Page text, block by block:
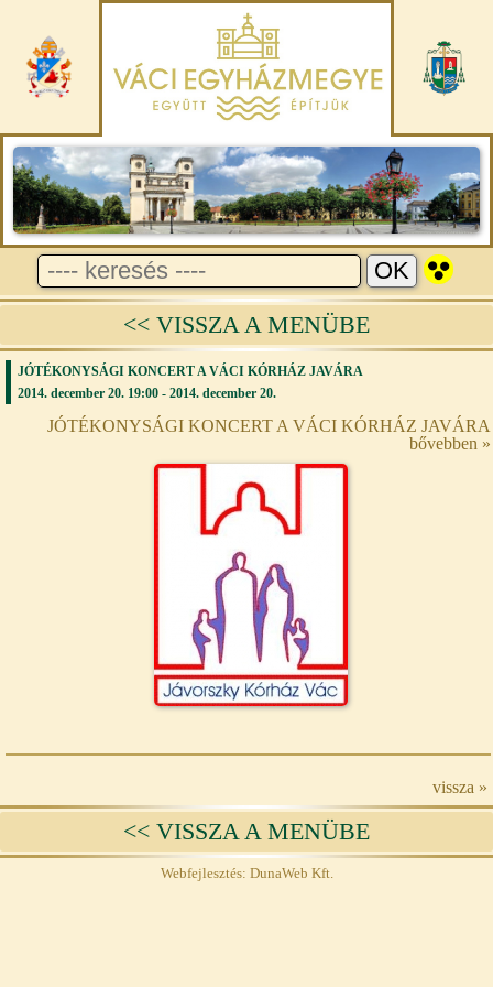
<< VISSZA A MENÜBE
JÓTÉKONYSÁGI KONCERT A VÁCI KÓRHÁZ JAVÁRA
2014. december 20. 19:00 - 2014. december 20.
JÓTÉKONYSÁGI KONCERT A VÁCI KÓRHÁZ JAVÁRA
bővebben »
vissza »
<< VISSZA A MENÜBE
Webfejlesztés: DunaWeb Kft.